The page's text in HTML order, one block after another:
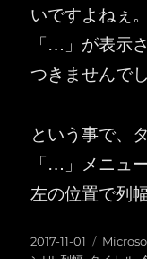
いですよねぇ
「…」が表示
つきませんでし
という事で、
「…」メニュ
左の位置で列
投
2017-11-01
カ